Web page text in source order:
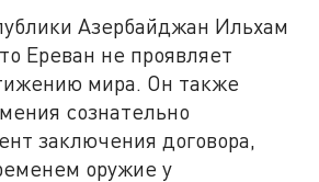
Азербайджан Ильхам
Ереван не проявляет
мира. Он также
сознательно
заключения договора,
оружие у